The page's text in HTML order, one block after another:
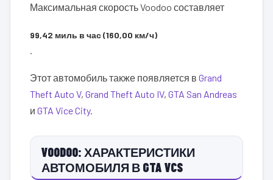
Максимальная скорость Voodoo составляет
99,42 миль в час (160,00 км/ч)
Этот автомобиль также появляется в Grand
Theft Auto V, Grand Theft Auto IV, GTA San Andreas
и GTA Vice City.
VOODOO: ХАРАКТЕРИСТИКИ
АВТОМОБИЛЯ В GTA VCS